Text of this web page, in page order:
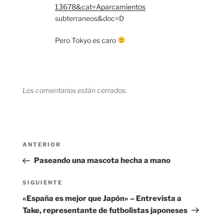
13678&cat=Aparcamientos
subterraneos&doc=D
Pero Tokyo es caro
Los comentarios están cerrados.
Navegación
entradas
Entrada
anterior:
ANTERIOR
Paseando una mascota hecha a mano
Siguiente
entrada
SIGUIENTE
«España es mejor que Japón» – Entrevista a
Take, representante de futbolistas japoneses